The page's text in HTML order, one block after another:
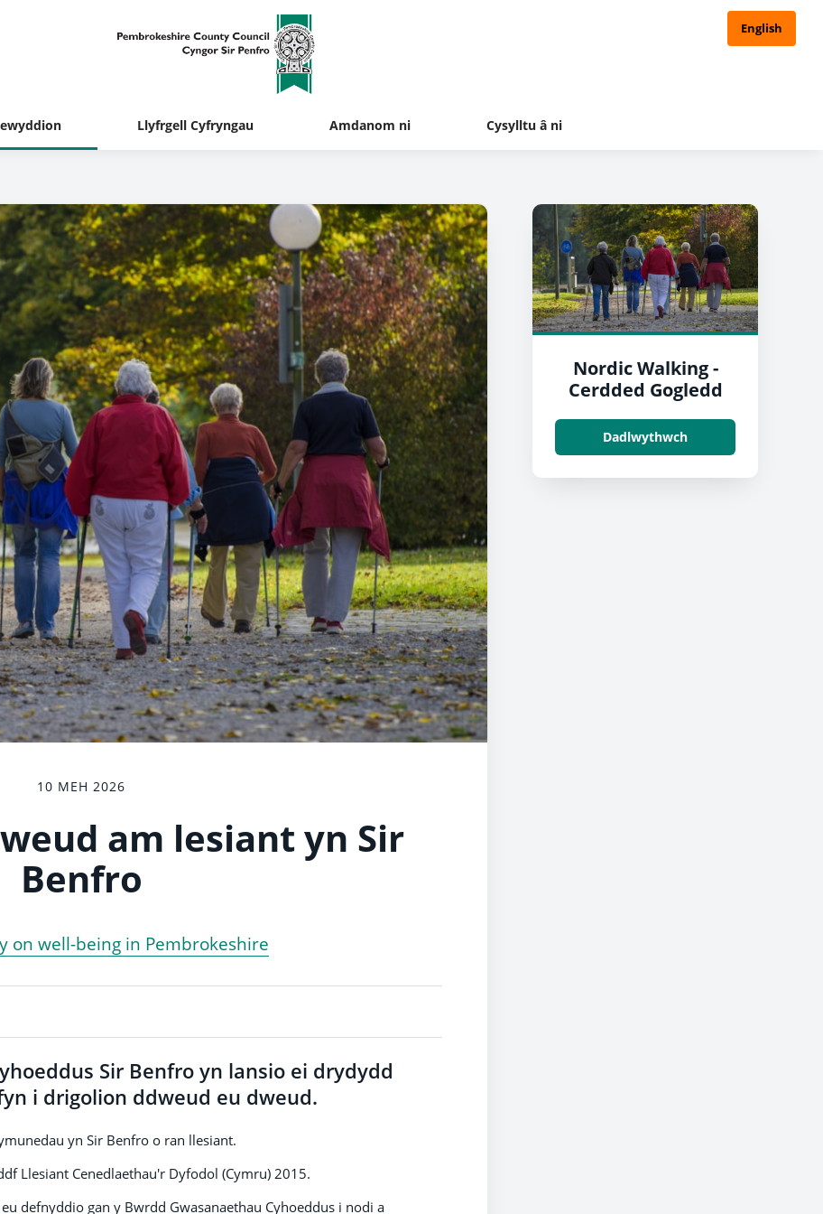
English
Llyfrgell Cyfryngau Amdanom ni Cysylltu â ni
10 MEH 2026
am lesiant yn Sir
Benfro
on well-being in Pembrokeshire
Sir Benfro yn lansio ei drydydd
i drigolion ddweud eu dweud.
yn Sir Benfro o ran llesiant.
Llesiant Cenedlaethau'r Dyfodol (Cymru) 2015.
defnyddio gan y Bwrdd Gwasanaethau Cyhoeddus i nodi a
Nordic Walking -
Cerdded Gogledd
Dadlwythwch